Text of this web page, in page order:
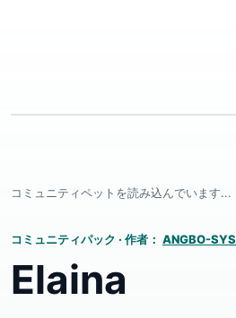
コミュニティペットを読み込んでいます...
コミュニティパック · 作者： ANGBO-SYS
Elaina